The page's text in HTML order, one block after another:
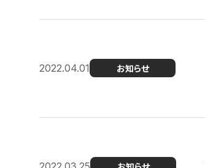
2022.04.01 お知らせ